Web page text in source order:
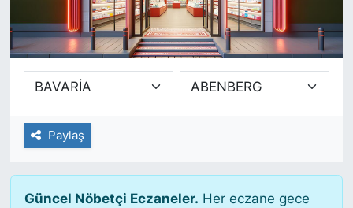
Paylaş
Güncel Nöbetçi Eczaneler. Her eczane gece
SİYASET
SAĞLIK